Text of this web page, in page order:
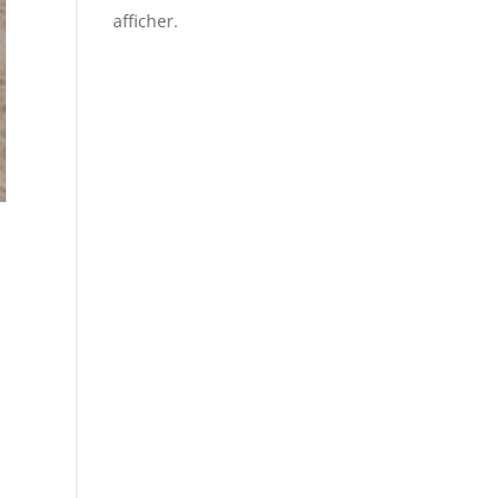
afficher.